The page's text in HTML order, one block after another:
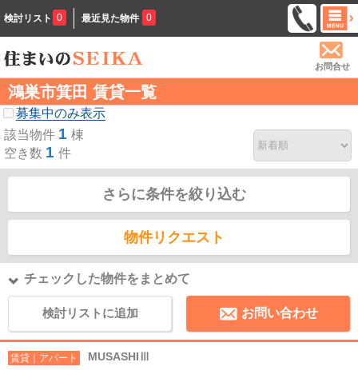
検討リスト 0 最近見た物件 0
お問合せ
鴻巣市箕田 賃貸一覧
募集中のみ表示
該当物件 1 棟
空き数 1 件
さらに条件を絞り込む
物件リクエスト
チェックした物件をまとめて
検討リストに追加 お問い合わせ
賃貸｜アパート MUSASHIⅢ